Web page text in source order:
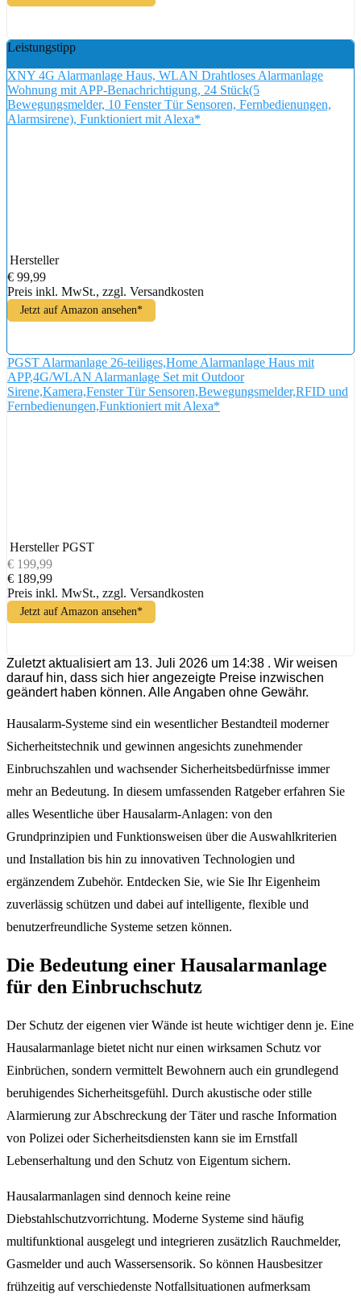
Leistungstipp
XNY 4G Alarmanlage Haus, WLAN Drahtloses Alarmanlage
Wohnung mit APP-Benachrichtigung, 24 Stück(5
Bewegungsmelder, 10 Fenster Tür Sensoren, Fernbedienungen,
Alarmsirene), Funktioniert mit Alexa*
Hersteller
€ 99,99
Preis inkl. MwSt., zzgl. Versandkosten
Jetzt auf Amazon ansehen*
PGST Alarmanlage 26-teiliges,Home Alarmanlage Haus mit
APP,4G/WLAN Alarmanlage Set mit Outdoor
Sirene,Kamera,Fenster Tür Sensoren,Bewegungsmelder,RFID und
Fernbedienungen,Funktioniert mit Alexa*
Hersteller PGST
€ 199,99
€ 189,99
Preis inkl. MwSt., zzgl. Versandkosten
Jetzt auf Amazon ansehen*
Zuletzt aktualisiert am 13. Juli 2026 um 14:38 . Wir weisen
darauf hin, dass sich hier angezeigte Preise inzwischen
geändert haben können. Alle Angaben ohne Gewähr.
Hausalarm-Systeme sind ein wesentlicher Bestandteil moderner
Sicherheitstechnik und gewinnen angesichts zunehmender
Einbruchszahlen und wachsender Sicherheitsbedürfnisse immer
mehr an Bedeutung. In diesem umfassenden Ratgeber erfahren Sie
alles Wesentliche über Hausalarm-Anlagen: von den
Grundprinzipien und Funktionsweisen über die Auswahlkriterien
und Installation bis hin zu innovativen Technologien und
ergänzendem Zubehör. Entdecken Sie, wie Sie Ihr Eigenheim
zuverlässig schützen und dabei auf intelligente, flexible und
benutzerfreundliche Systeme setzen können.
Die Bedeutung einer Hausalarmanlage
für den Einbruchschutz
Der Schutz der eigenen vier Wände ist heute wichtiger denn je. Eine
Hausalarmanlage bietet nicht nur einen wirksamen Schutz vor
Einbrüchen, sondern vermittelt Bewohnern auch ein grundlegend
beruhigendes Sicherheitsgefühl. Durch akustische oder stille
Alarmierung zur Abschreckung der Täter und rasche Information
von Polizei oder Sicherheitsdiensten kann sie im Ernstfall
Lebenserhaltung und den Schutz von Eigentum sichern.
Hausalarmanlagen sind dennoch keine reine
Diebstahlschutzvorrichtung. Moderne Systeme sind häufig
multifunktional ausgelegt und integrieren zusätzlich Rauchmelder,
Gasmelder und auch Wassersensorik. So können Hausbesitzer
frühzeitig auf verschiedenste Notfallsituationen aufmerksam